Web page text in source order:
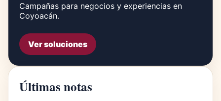
Campañas para negocios y experiencias en
Coyoacán.
Ver soluciones
Últimas notas